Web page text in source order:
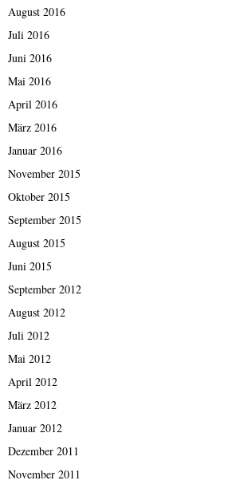
August 2016
Juli 2016
Juni 2016
Mai 2016
April 2016
März 2016
Januar 2016
November 2015
Oktober 2015
September 2015
August 2015
Juni 2015
September 2012
August 2012
Juli 2012
Mai 2012
April 2012
März 2012
Januar 2012
Dezember 2011
November 2011